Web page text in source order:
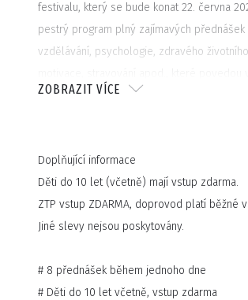
festivalu, který se bude konat 22. června
pestrý program plný zajímavých
vzdělávání, psychologie, zdravého
osobnosti a experti na konkrétní
PODÍVEJTE SE NA VIDEO REPORT LETNÍ
FESTIVALU 2023
ZOBRAZIT VÍCE
Doplňující informace
Děti do 10 let (včetně) mají vstup zdarma.
ZTP vstup ZDARMA, doprovod platí běžné
Jiné slevy nejsou poskytovány.
# 8 přednášek během jednoho dne
# Děti do 10 let včetně, vstup zdarma